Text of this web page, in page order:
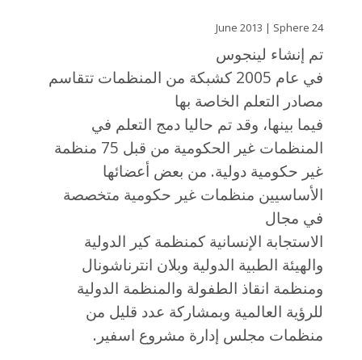
24 June 2013 | Sphere
تم إنشاء لينجوس
في عام 2005 كشبكة من المنظمات تتقاسم
مصادر التعلم الخاصة بها
فيما بينها، وقد تم حاليا دمج التعلم في
المنظمات غير الحكومية من قبل 75 منظمة
غير حكومية دولية. من بعض أعضائها
الأساسيين منظمات غير حكومية متخصصة
في مجال
الاستجابة الإنسانية كمنظمة كير الدولية
والهيئة الطبية الدولية وبلان انترناشونال
ومنظمة انقاذ الطفولة والمنظمة الدولية
للرؤية العالمية وبمشاركة عدد قليل من
منظمات مجلس إدارة مشروع اسفير.